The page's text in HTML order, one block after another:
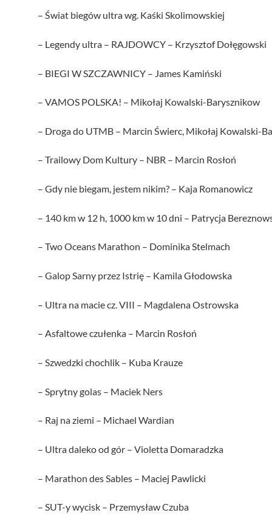
– Świat biegów ultra wg. Kaśki Skolimowskiej
– Legendy ultra – RAJDOWCY – Krzysztof Dołęgowski
– BIEGI W SZCZAWNICY – James Kamiński
– VAMOS POLSKA! – Mikołaj Kowalski-Barysznikow
– Droga do UTMB – Marcin Świerc, Mikołaj Kowalski-
– Trailowy Dom Kultury – NBR – Marcin Rosłoń
– Gdy nie biegam, jestem nikim? – Kaja Romanowicz
– 140 km w 12 h, 1000 km w 10 dni – Patrycja
– Two Oceans Marathon – Dominika Stelmach
– Galop Sarny przez Istrię – Kamila Głodowska
– Ultra na macie cz. VIII – Magdalena Ostrowska
– Asfaltowe czułenka – Marcin Rosłoń
– Szwedzki chochlik – Kuba Krauze
– Sprytny golas – Maciek Ners
– Raj na ziemi – Michael Wardian
– Ultra daleko od gór – Violetta Domaradzka
– Marathon des Sables – Maciej Pawlicki
– SUT-y wycisk – Przemysław Czuba